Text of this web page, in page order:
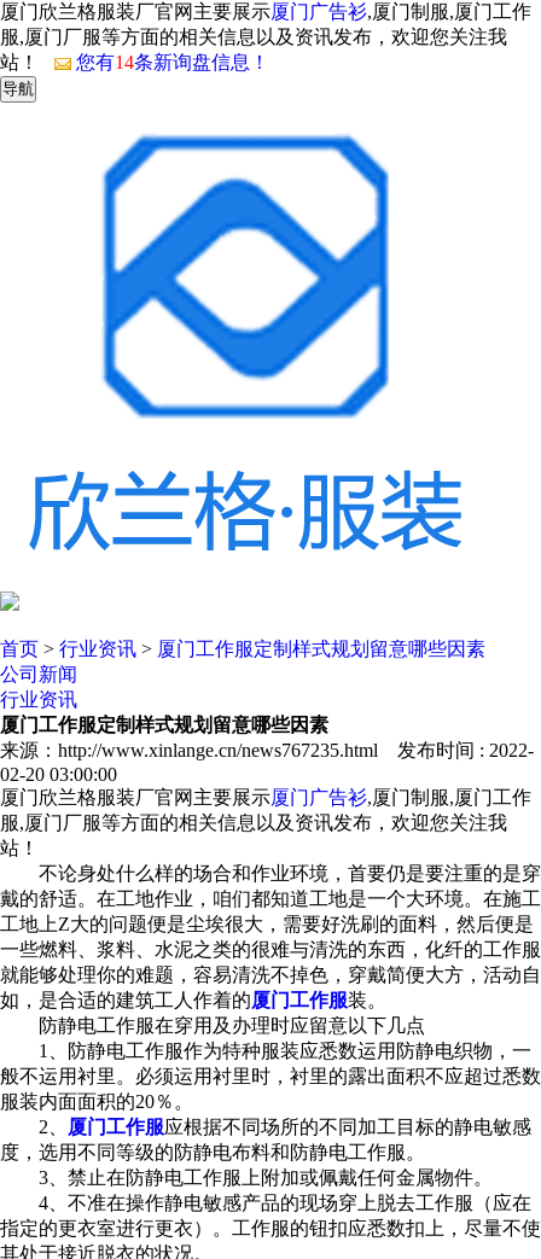
厦门欣兰格服装厂官网主要展示厦门广告衫,厦门制服,厦门工作
服,厦门厂服等方面的相关信息以及资讯发布，欢迎您关注我
站！
您有14条新询盘信息！
导航
首页 > 行业资讯 > 厦门工作服定制样式规划留意哪些因素
公司新闻
行业资讯
厦门工作服定制样式规划留意哪些因素
来源：http://www.xinlange.cn/news767235.html 发布时间 : 2022-
02-20 03:00:00
厦门欣兰格服装厂官网主要展示厦门广告衫,厦门制服,厦门工作
服,厦门厂服等方面的相关信息以及资讯发布，欢迎您关注我
站！
不论身处什么样的场合和作业环境，首要仍是要注重的是穿
戴的舒适。在工地作业，咱们都知道工地是一个大环境。在施工
工地上Z大的问题便是尘埃很大，需要好洗刷的面料，然后便是
一些燃料、浆料、水泥之类的很难与清洗的东西，化纤的工作服
就能够处理你的难题，容易清洗不掉色，穿戴简便大方，活动自
如，是合适的建筑工人作着的厦门工作服装。
防静电工作服在穿用及办理时应留意以下几点
1、防静电工作服作为特种服装应悉数运用防静电织物，一
般不运用衬里。必须运用衬里时，衬里的露出面积不应超过悉数
服装内面面积的20％。
2、
厦门工作服应根据不同场所的不同加工目标的静电敏感
度，选用不同等级的防静电布料和防静电工作服。
3、禁止在防静电工作服上附加或佩戴任何金属物件。
4、不准在操作静电敏感产品的现场穿上脱去工作服（应在
指定的更衣室进行更衣）。工作服的钮扣应悉数扣上，尽量不使
其处于接近脱衣的状况。